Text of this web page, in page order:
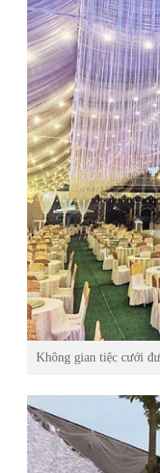
Không gian tiệc cưới